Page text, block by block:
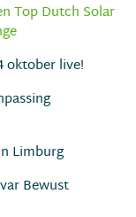
Top Dutch Solar
oktober live!
Limburg
Bewust